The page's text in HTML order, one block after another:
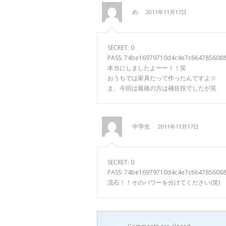
め 2011年11月17日
SECRET: 0
PASS:
本当にしましたよーー！！笑
おうちでは家具だって作ったんですよ☆
ま、今回は最後の方は補佐役でしたが笑
中学生 2011年11月17日
SECRET: 0
PASS:
流石！！そのパワーを分けてください(笑)